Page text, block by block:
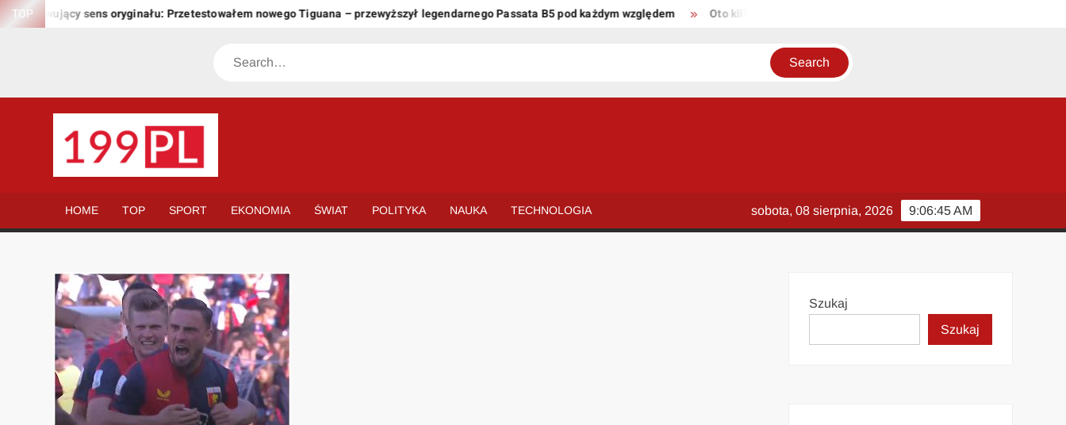
Skip
TOP sens oryginału: Przetestowałem nowego Tiguana – przewyższył legendarnego Passata B5 pod każdym względem Oto kilka propozycji unikalnych tytułów zachowujących sens
Search
świat
HOME TOP SPORT EKONOMIA ŚWIAT POLITYKA NAUKA TECHNOLOGIA 9:06:45 AM
sobota, 08 sierpnia, 2026
Szukaj
Szukaj